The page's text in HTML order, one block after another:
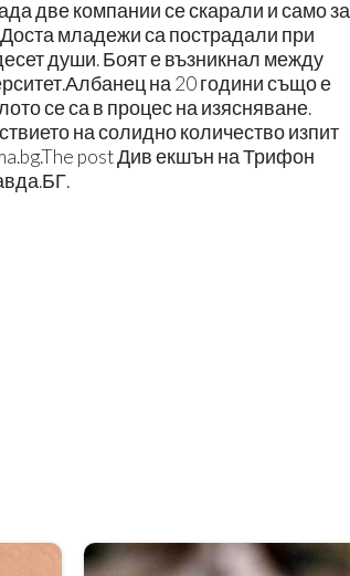
две компании се скарали и само за
младежи са пострадали при
души. Боят е възникнал между
на 20 години също е
се са в процес на изясняване.
на солидно количество изпит
post Див екшън на Трифон